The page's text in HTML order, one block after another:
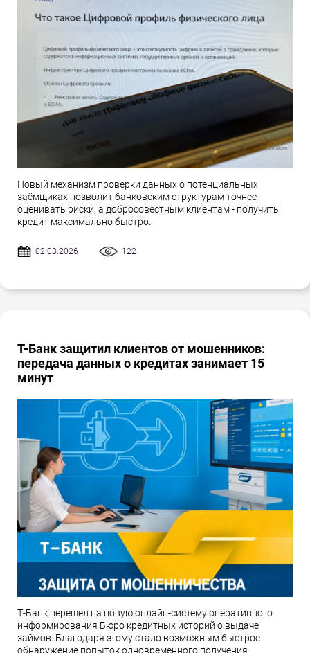
Новый механизм проверки данных о потенциальных
заёмщиках позволит банковским структурам точнее
оценивать риски, а добросовестным клиентам - получить
кредит максимально быстро.
02.03.2026 122
Т-Банк защитил клиентов от мошенников:
передача данных о кредитах занимает 15
минут
Т-Банк перешел на новую онлайн-систему оперативного
информирования Бюро кредитных историй о выдаче
займов. Благодаря этому стало возможным быстрое
обнаружение попыток одновременного получения